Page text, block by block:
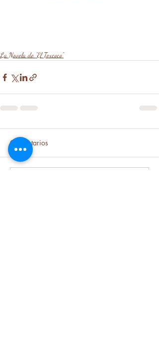
La Novela de "El Texcoco"
Comentarios